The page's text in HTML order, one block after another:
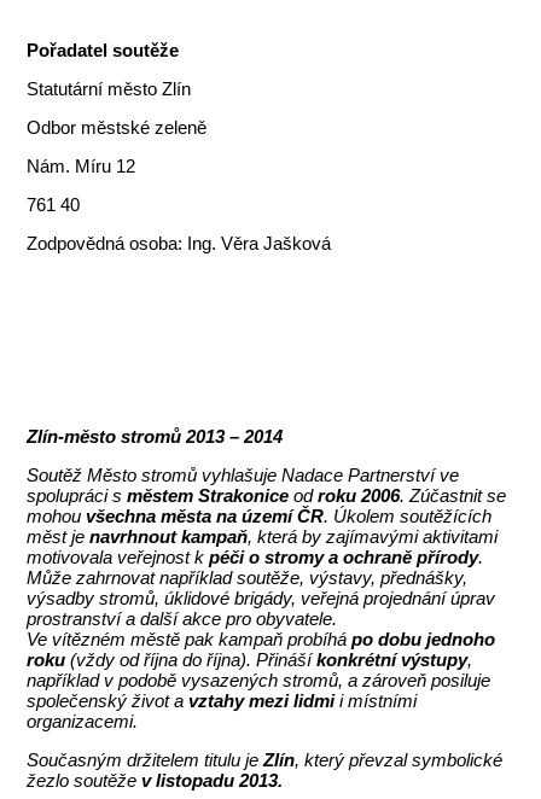
Pořadatel soutěže
Statutární město Zlín
Odbor městské zeleně
Nám. Míru 12
761 40
Zodpovědná osoba: Ing. Věra Jašková
Zlín-město stromů 2013 – 2014
Soutěž Město stromů vyhlašuje Nadace Partnerství ve
spolupráci směstem Strakonice odroku 2006. Zúčastnit se
mohouvšechna města na území ČR. Úkolem soutěžících
měst jenavrhnout kampaň, která by zajímavými aktivitami
motivovala veřejnost kpéči o stromy a ochraně přírody.
Může zahrnovat například soutěže, výstavy, přednášky,
výsadby stromů, úklidové brigády, veřejná projednání úprav
prostranství a další akce pro obyvatele.
Ve vítězném městě pak kampaň probíhápo dobu jednoho
roku (vždy od října do října). Přinášíkonkrétní výstupy,
například v podobě vysazených stromů, a zároveň posiluje
společenský život avztahy mezi lidmii místními
organizacemi.
Současným držitelem titulu jeZlín, který převzal symbolické
žezlo soutěžev listopadu 2013.